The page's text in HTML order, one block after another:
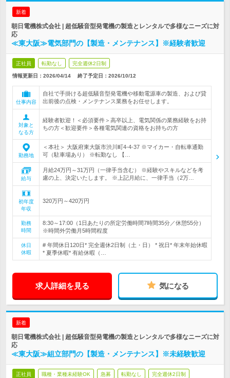
新着
朝日電機株式会社 | 超低騒音型発電機の製造とレンタルで多様なニーズに対
応
≪東大阪≫電気部門の【製造・メンテナンス】※経験者歓迎
正社員 転勤なし 完全週休2日制
情報更新日：2026/04/14 終了予定日： 2026/10/12
仕事内容
自社で手掛ける超低騒音型発電機や移動電源車の製造、および貸
出前後の点検・メンテナンス業務をお任せします。
対象と
なる方
経験者歓迎！＜必須要件＞高卒以上、電気関係の業務経験をお持
ちの方＜歓迎要件＞各種電気関連の資格をお持ちの方
勤務地
＜本社＞ 大阪府東大阪市渋川町4-4-37 ※マイカー・自転車通勤
可（駐車場あり） ※転勤なし 【…
給与
月給24万円～31万円（一律手当含む） ※経験やスキルなどを考
慮の上、決定いたします。 ※上記月給に、一律手当（2万…
初年度
年収
320万円～420万円
勤務
時間
8:30～17:00（1日あたりの所定労働時間7時間35分／休憩55分）
※時間外労働月5時間程度
休日
休暇
# 年間休日120日* 完全週休2日制（土・日） * 祝日* 年末年始休暇
* 夏季休暇* 有給休暇（…
求人詳細を見る 気になる
新着
朝日電機株式会社 | 超低騒音型発電機の製造とレンタルで多様なニーズに対
応
≪東大阪≫組立部門の【製造・メンテナンス】※未経験歓迎
正社員 職種・業種未経験OK 急募 転勤なし 完全週休2日制